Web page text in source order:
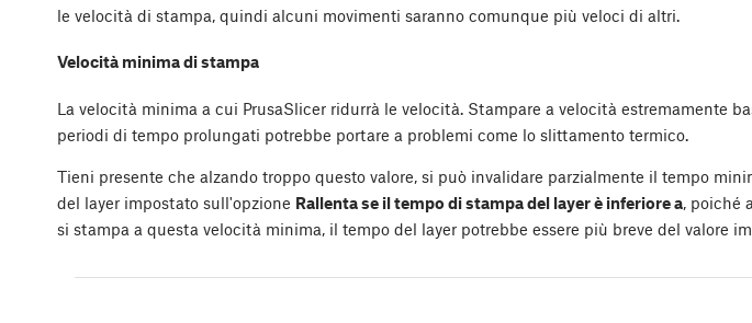
le velocità di stampa, quindi alcuni movimenti saranno comunque più veloci di altri.
Velocità minima di stampa
La velocità minima a cui PrusaSlicer ridurrà le velocità. Stampare a velocità estremamente
periodi di tempo prolungati potrebbe portare a problemi come lo slittamento termico.
Tieni presente che alzando troppo questo valore, si può invalidare parzialmente il tempo
del layer impostato sull'opzione Rallenta se il tempo di stampa del layer è inferiore a, poiché
si stampa a questa velocità minima, il tempo del layer potrebbe essere più breve del valore